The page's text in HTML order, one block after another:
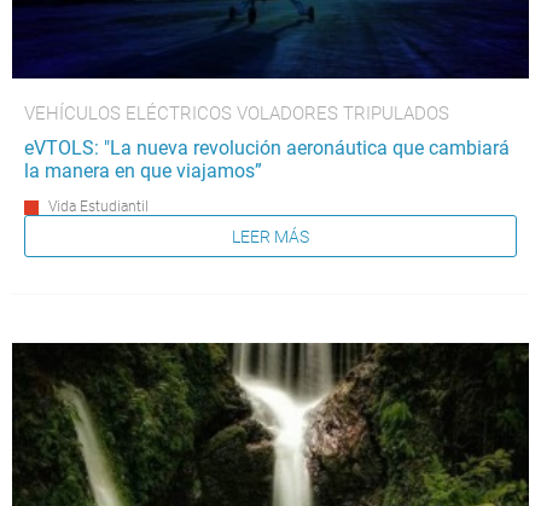
VEHÍCULOS ELÉCTRICOS VOLADORES TRIPULADOS
eVTOLS: "La nueva revolución aeronáutica que cambiará
la manera en que viajamos”
Vida Estudiantil
LEER MÁS